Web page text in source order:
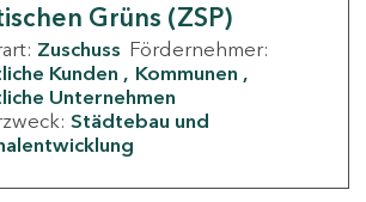
Grüns (ZSP)
Zuschuss Fördernehmer:
Kunden
Kommunen
Unternehmen
Städtebau und